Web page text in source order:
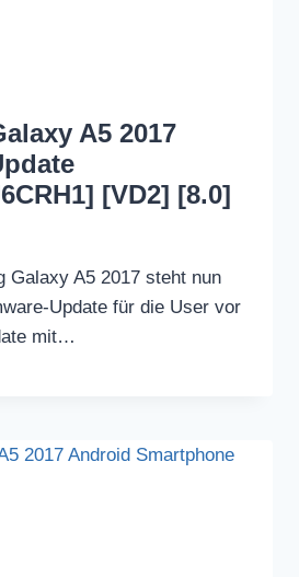
A5 2017
[VD2] [8.0]
Galaxy A5 2017 steht nun
Update für die User vor
mit…